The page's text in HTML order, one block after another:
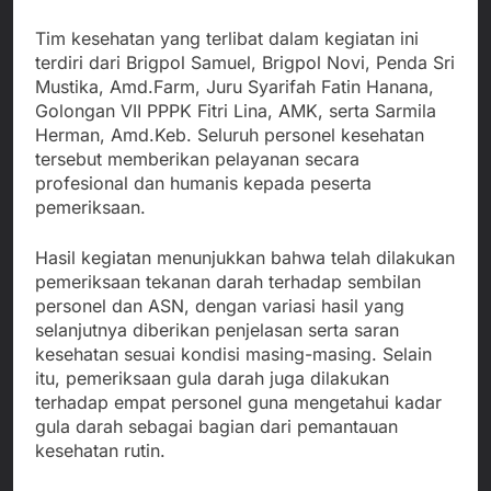
Tim kesehatan yang terlibat dalam kegiatan ini
terdiri dari Brigpol Samuel, Brigpol Novi, Penda Sri
Mustika, Amd.Farm, Juru Syarifah Fatin Hanana,
Golongan VII PPPK Fitri Lina, AMK, serta Sarmila
Herman, Amd.Keb. Seluruh personel kesehatan
tersebut memberikan pelayanan secara
profesional dan humanis kepada peserta
pemeriksaan.
Hasil kegiatan menunjukkan bahwa telah dilakukan
pemeriksaan tekanan darah terhadap sembilan
personel dan ASN, dengan variasi hasil yang
selanjutnya diberikan penjelasan serta saran
kesehatan sesuai kondisi masing-masing. Selain
itu, pemeriksaan gula darah juga dilakukan
terhadap empat personel guna mengetahui kadar
gula darah sebagai bagian dari pemantauan
kesehatan rutin.